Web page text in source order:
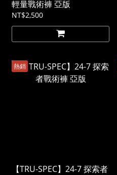
輕量戰術褲 亞版
NT$2,500
熱銷
【TRU-SPEC】24-7 探索者